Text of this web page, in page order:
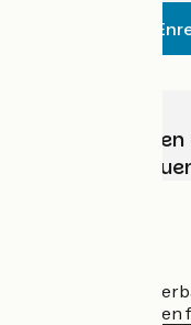
Wählen,
Ihr
Der nationale
offizielle